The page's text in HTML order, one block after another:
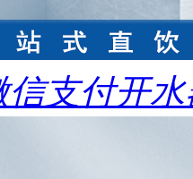
信支付开水